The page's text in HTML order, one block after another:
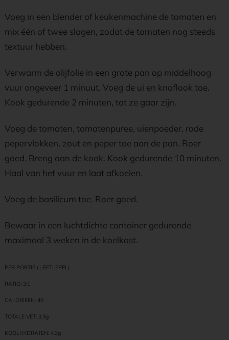
Voeg in een blender of keukenmachine de tomaten en
mix één of twee slagen, zodat de tomaten nog steeds
textuur hebben.
Verwarm de olijfolie in een grote pan op middelhoog
vuur ongeveer 1 minuut. Voeg de ui en knoflook toe.
Kook gedurende 2 minuten, tot ze gaar zijn.
Voeg de tomaten, tomatenpuree, uienpoeder, rode
pepervlokken, zout en peper toe aan de pan. Roer
goed. Breng aan de kook. Kook gedurende 10 minuten.
Haal van het vuur en laat afkoelen.
Voeg de basilicum toe. Roer goed.
Bewaar in een luchtdichte container gedurende
maximaal 3 weken in de koelkast.
PER PORTIE (1 EETLEPEL)
RATIO: 3:1
CALORIEËN: 46
TOTALE VET: 3.3g
KOOLHYDRATEN: 4.3g